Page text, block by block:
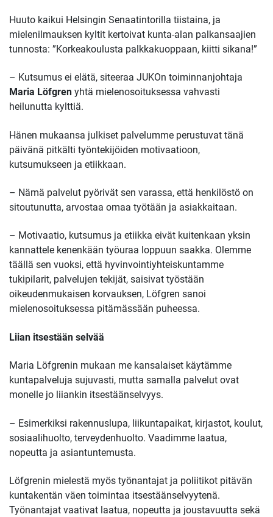
Huuto kaikui Helsingin Senaatintorilla tiistaina, ja
mielenilmauksen kyltit kertoivat kunta-alan palkansaajien
tunnosta: ”Korkeakoulusta palkkakuoppaan, kiitti sikana!”
– Kutsumus ei elätä, siteeraa JUKOn toiminnanjohtaja
Maria Löfgren yhtä mielenosoituksessa vahvasti
heilunutta kylttiä.
Hänen mukaansa julkiset palvelumme perustuvat tänä
päivänä pitkälti työntekijöiden motivaatioon,
kutsumukseen ja etiikkaan.
– Nämä palvelut pyörivät sen varassa, että henkilöstö on
sitoutunutta, arvostaa omaa työtään ja asiakkaitaan.
– Motivaatio, kutsumus ja etiikka eivät kuitenkaan yksin
kannattele kenenkään työuraa loppuun saakka. Olemme
täällä sen vuoksi, että hyvinvointiyhteiskuntamme
tukipilarit, palvelujen tekijät, saisivat työstään
oikeudenmukaisen korvauksen, Löfgren sanoi
mielenosoituksessa pitämässään puheessa.
Liian itsestään selvää
Maria Löfgrenin mukaan me kansalaiset käytämme
kuntapalveluja sujuvasti, mutta samalla palvelut ovat
monelle jo liiankin itsestäänselvyys.
– Esimerkiksi rakennuslupa, liikuntapaikat, kirjastot, koulut,
sosiaalihuolto, terveydenhuolto. Vaadimme laatua,
nopeutta ja asiantuntemusta.
Löfgrenin mielestä myös työnantajat ja poliitikot pitävän
kuntakentän väen toimintaa itsestäänselvyytenä.
Työnantajat vaativat laatua, nopeutta ja joustavuutta sekä